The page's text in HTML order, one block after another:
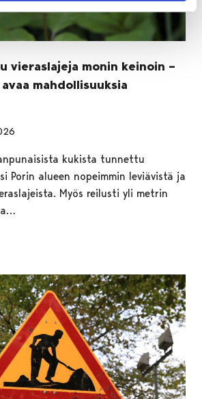
vieraslajeja monin keinoin –
mahdollisuuksia
kukista tunnettu
Porin alueen nopeimmin leviävistä ja
Myös reilusti yli metrin